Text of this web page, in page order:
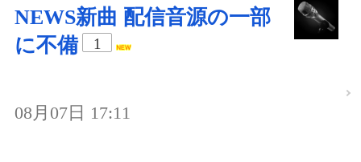
NEWS新曲 配信音源の一部
に不備
1
08月07日 17:11